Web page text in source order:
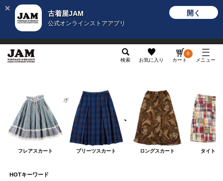
古着屋JAM
公式オンラインストアアプリ
開く
検索 お気に入り カート
0
メニュー
レディース ボトムス スカート
スカート
フレアスカート プリーツスカート ロングスカート タイトス
HOTキーワード